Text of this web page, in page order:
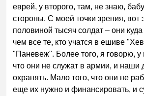
еврей, у второго, там, не знаю,
стороны. С моей точки зрения, вот
половиной тысяч солдат – они
чем все те, кто учатся в ешиве
"Паневеж". Более того, я говорю, у
что они не служат в армии, и наши
охранять. Мало того, что они не
еще их нужно и финансировать, и